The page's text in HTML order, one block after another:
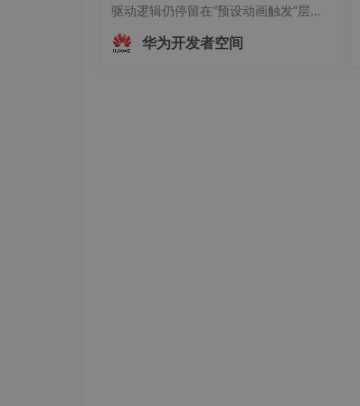
驱动逻辑仍停留在“预设动画触发”层
面，主播的真实动作、姿态变化及情绪
起伏无法被实时解析与映射。这种遮挡
华为开发者空间